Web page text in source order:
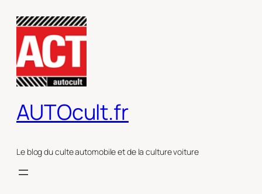
contenu
AUTOcult.fr
Le blog du culte automobile et de la culture voiture